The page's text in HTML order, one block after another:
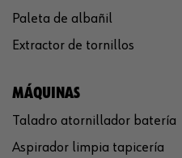
Paleta de albañil
Extractor de tornillos
MÁQUINAS
Taladro atornillador batería
Aspirador limpia tapicería